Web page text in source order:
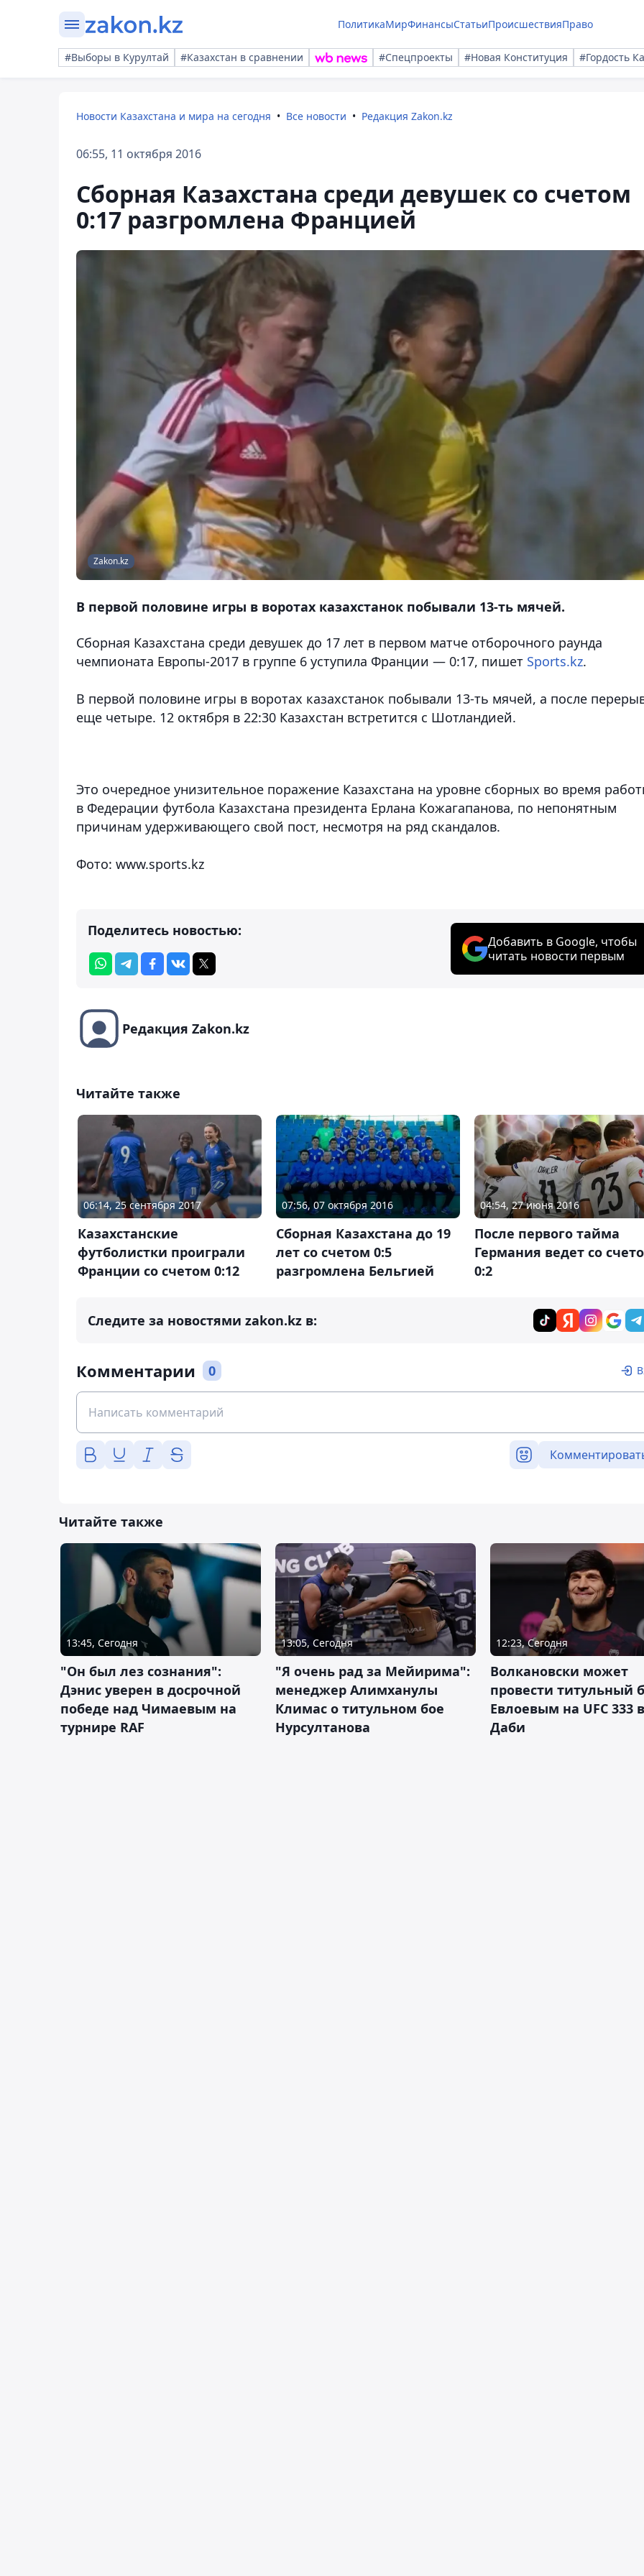
ПолитикаМирФинансыСтатьиПроисшествияПраво
#Выборы в Курултай #Казахстан в сравнении #Спецпроекты #Новая Конституция #Гордость
Новости Казахстана и мира на сегодня Все новости Редакция Zakon.kz
06:55, 11 октября 2016
Сборная Казахстана среди девушек со счетом
0:17 разгромлена Францией
Zakon.kz
В первой половине игры в воротах казахстанок побывали 13-ть мячей.
Сборная Казахстана среди девушек до 17 лет в первом матче отборочного раунда
чемпионата Европы-2017 в группе 6 уступила Франции — 0:17, пишет Sports.kz.
В первой половине игры в воротах казахстанок побывали 13-ть мячей, а после
еще четыре. 12 октября в 22:30 Казахстан встретится с Шотландией.
Это очередное унизительное поражение Казахстана на уровне сборных во время
в Федерации футбола Казахстана президента Ерлана Кожагапанова, по непонятным
причинам удерживающего свой пост, несмотря на ряд скандалов.
Фото: www.sports.kz
Поделитесь новостью:
Добавить в Google, чтобы
читать новости первым
Редакция Zakon.kz
Читайте также
06:14, 25 сентября 2017
Казахстанские
футболистки проиграли
Франции со счетом 0:12
07:56, 07 октября 2016
Сборная Казахстана до 19
лет со счетом 0:5
разгромлена Бельгией
04:54, 27 июня 2016
После первого тайма
Германия ведет со
0:2
Следите за новостями zakon.kz в:
Комментарии 0
Читайте также
13:45, Сегодня
"Он был лез сознания":
Дэнис уверен в досрочной
победе над Чимаевым на
турнире RAF
13:05, Сегодня
"Я очень рад за Мейирима":
менеджер Алимханулы
Климас о титульном бое
Нурсултанова
12:23, Сегодня
Волкановски может
провести титульный
Евлоевым на UFC 333
Даби